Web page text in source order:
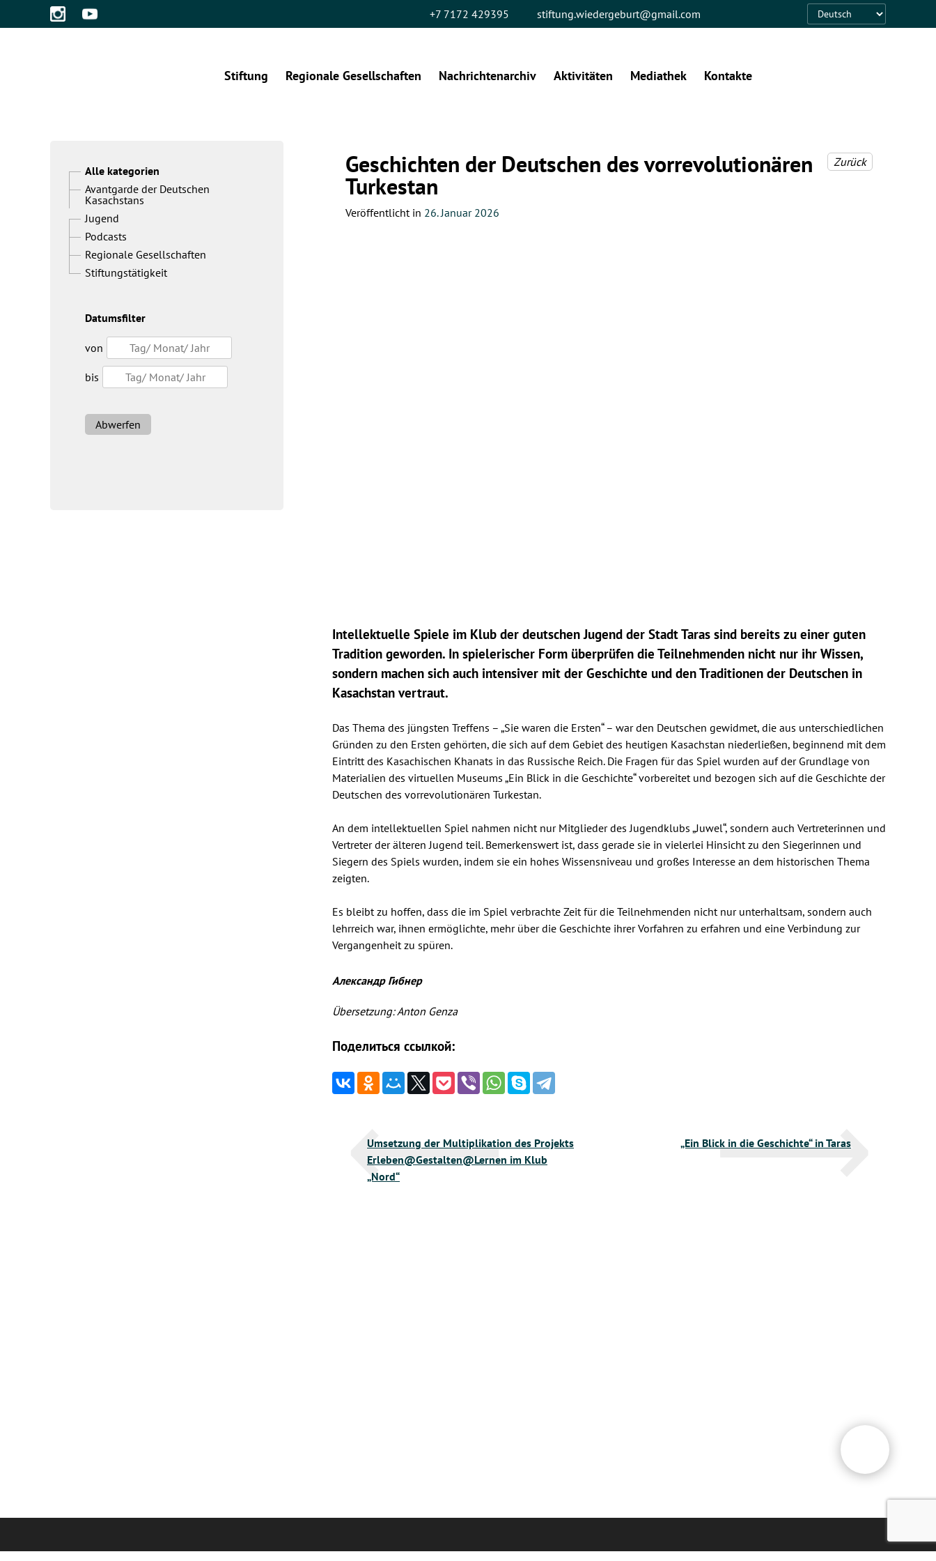
+7 7172 429395 stiftung.wiedergeburt@gmail.com
Language
Stiftung Regionale Gesellschaften Nachrichtenarchiv Aktivitäten Mediathek Kontakte
Geschichten der Deutschen des vorrevolutionären
Turkestan
Zurück
Veröffentlicht in 26. Januar 2026
Intellektuelle Spiele im Klub der deutschen Jugend der Stadt Taras sind bereits zu einer guten
Tradition geworden. In spielerischer Form überprüfen die Teilnehmenden nicht nur ihr Wissen,
sondern machen sich auch intensiver mit der Geschichte und den Traditionen der Deutschen in
Kasachstan vertraut.
Das Thema des jüngsten Treffens – „Sie waren die Ersten“ – war den Deutschen gewidmet, die aus unterschiedlichen
Gründen zu den Ersten gehörten, die sich auf dem Gebiet des heutigen Kasachstan niederließen, beginnend mit dem
Eintritt des Kasachischen Khanats in das Russische Reich. Die Fragen für das Spiel wurden auf der Grundlage von
Materialien des virtuellen Museums „Ein Blick in die Geschichte“ vorbereitet und bezogen sich auf die Geschichte der
Deutschen des vorrevolutionären Turkestan.
An dem intellektuellen Spiel nahmen nicht nur Mitglieder des Jugendklubs „Juwel“, sondern auch Vertreterinnen und
Vertreter der älteren Jugend teil. Bemerkenswert ist, dass gerade sie in vielerlei Hinsicht zu den Siegerinnen und
Siegern des Spiels wurden, indem sie ein hohes Wissensniveau und großes Interesse an dem historischen Thema
zeigten.
Es bleibt zu hoffen, dass die im Spiel verbrachte Zeit für die Teilnehmenden nicht nur unterhaltsam, sondern auch
lehrreich war, ihnen ermöglichte, mehr über die Geschichte ihrer Vorfahren zu erfahren und eine Verbindung zur
Vergangenheit zu spüren.
Александр Гибнер
Übersetzung: Anton Genza
Поделиться ссылкой:
Umsetzung der Multiplikation des Projekts
Erleben@Gestalten@Lernen im Klub
„Nord“
„Ein Blick in die Geschichte“ in Taras
Alle kategorien
Avantgarde der Deutschen
Kasachstans
Jugend
Podcasts
Regionale Gesellschaften
Stiftungstätigkeit
Datumsfilter
von
bis
Abwerfen